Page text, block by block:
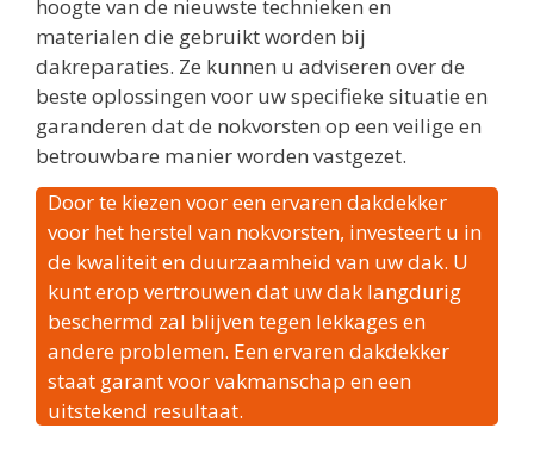
hoogte van de nieuwste technieken en
materialen die gebruikt worden bij
dakreparaties. Ze kunnen u adviseren over de
beste oplossingen voor uw specifieke situatie en
garanderen dat de nokvorsten op een veilige en
betrouwbare manier worden vastgezet.
Door te kiezen voor een ervaren dakdekker
voor het herstel van nokvorsten, investeert u in
de kwaliteit en duurzaamheid van uw dak. U
kunt erop vertrouwen dat uw dak langdurig
beschermd zal blijven tegen lekkages en
andere problemen. Een ervaren dakdekker
staat garant voor vakmanschap en een
uitstekend resultaat.